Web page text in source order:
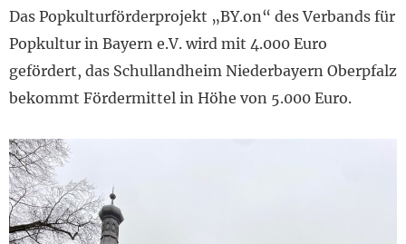
Das Popkulturförderprojekt „BY.on“ des Verbands für
Popkultur in Bayern e.V. wird mit 4.000 Euro
gefördert, das Schullandheim Niederbayern Oberpfalz
bekommt Fördermittel in Höhe von 5.000 Euro.